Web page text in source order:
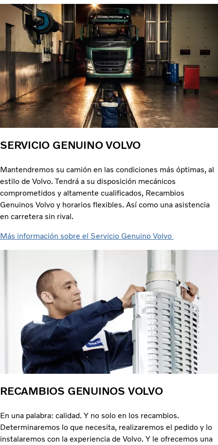
SERVICIO GENUINO VOLVO
Mantendremos su camión en las condiciones más óptimas, al
estilo de Volvo. Tendrá a su disposición mecánicos
comprometidos y altamente cualificados, Recambios
Genuinos Volvo y horarios flexibles. Así como una asistencia
en carretera sin rival.
Más información sobre el Servicio Genuino Volvo
RECAMBIOS GENUINOS VOLVO
En una palabra: calidad. Y no solo en los recambios.
Determinaremos lo que necesita, realizaremos el pedido y lo
instalaremos con la experiencia de Volvo. Y le ofrecemos una